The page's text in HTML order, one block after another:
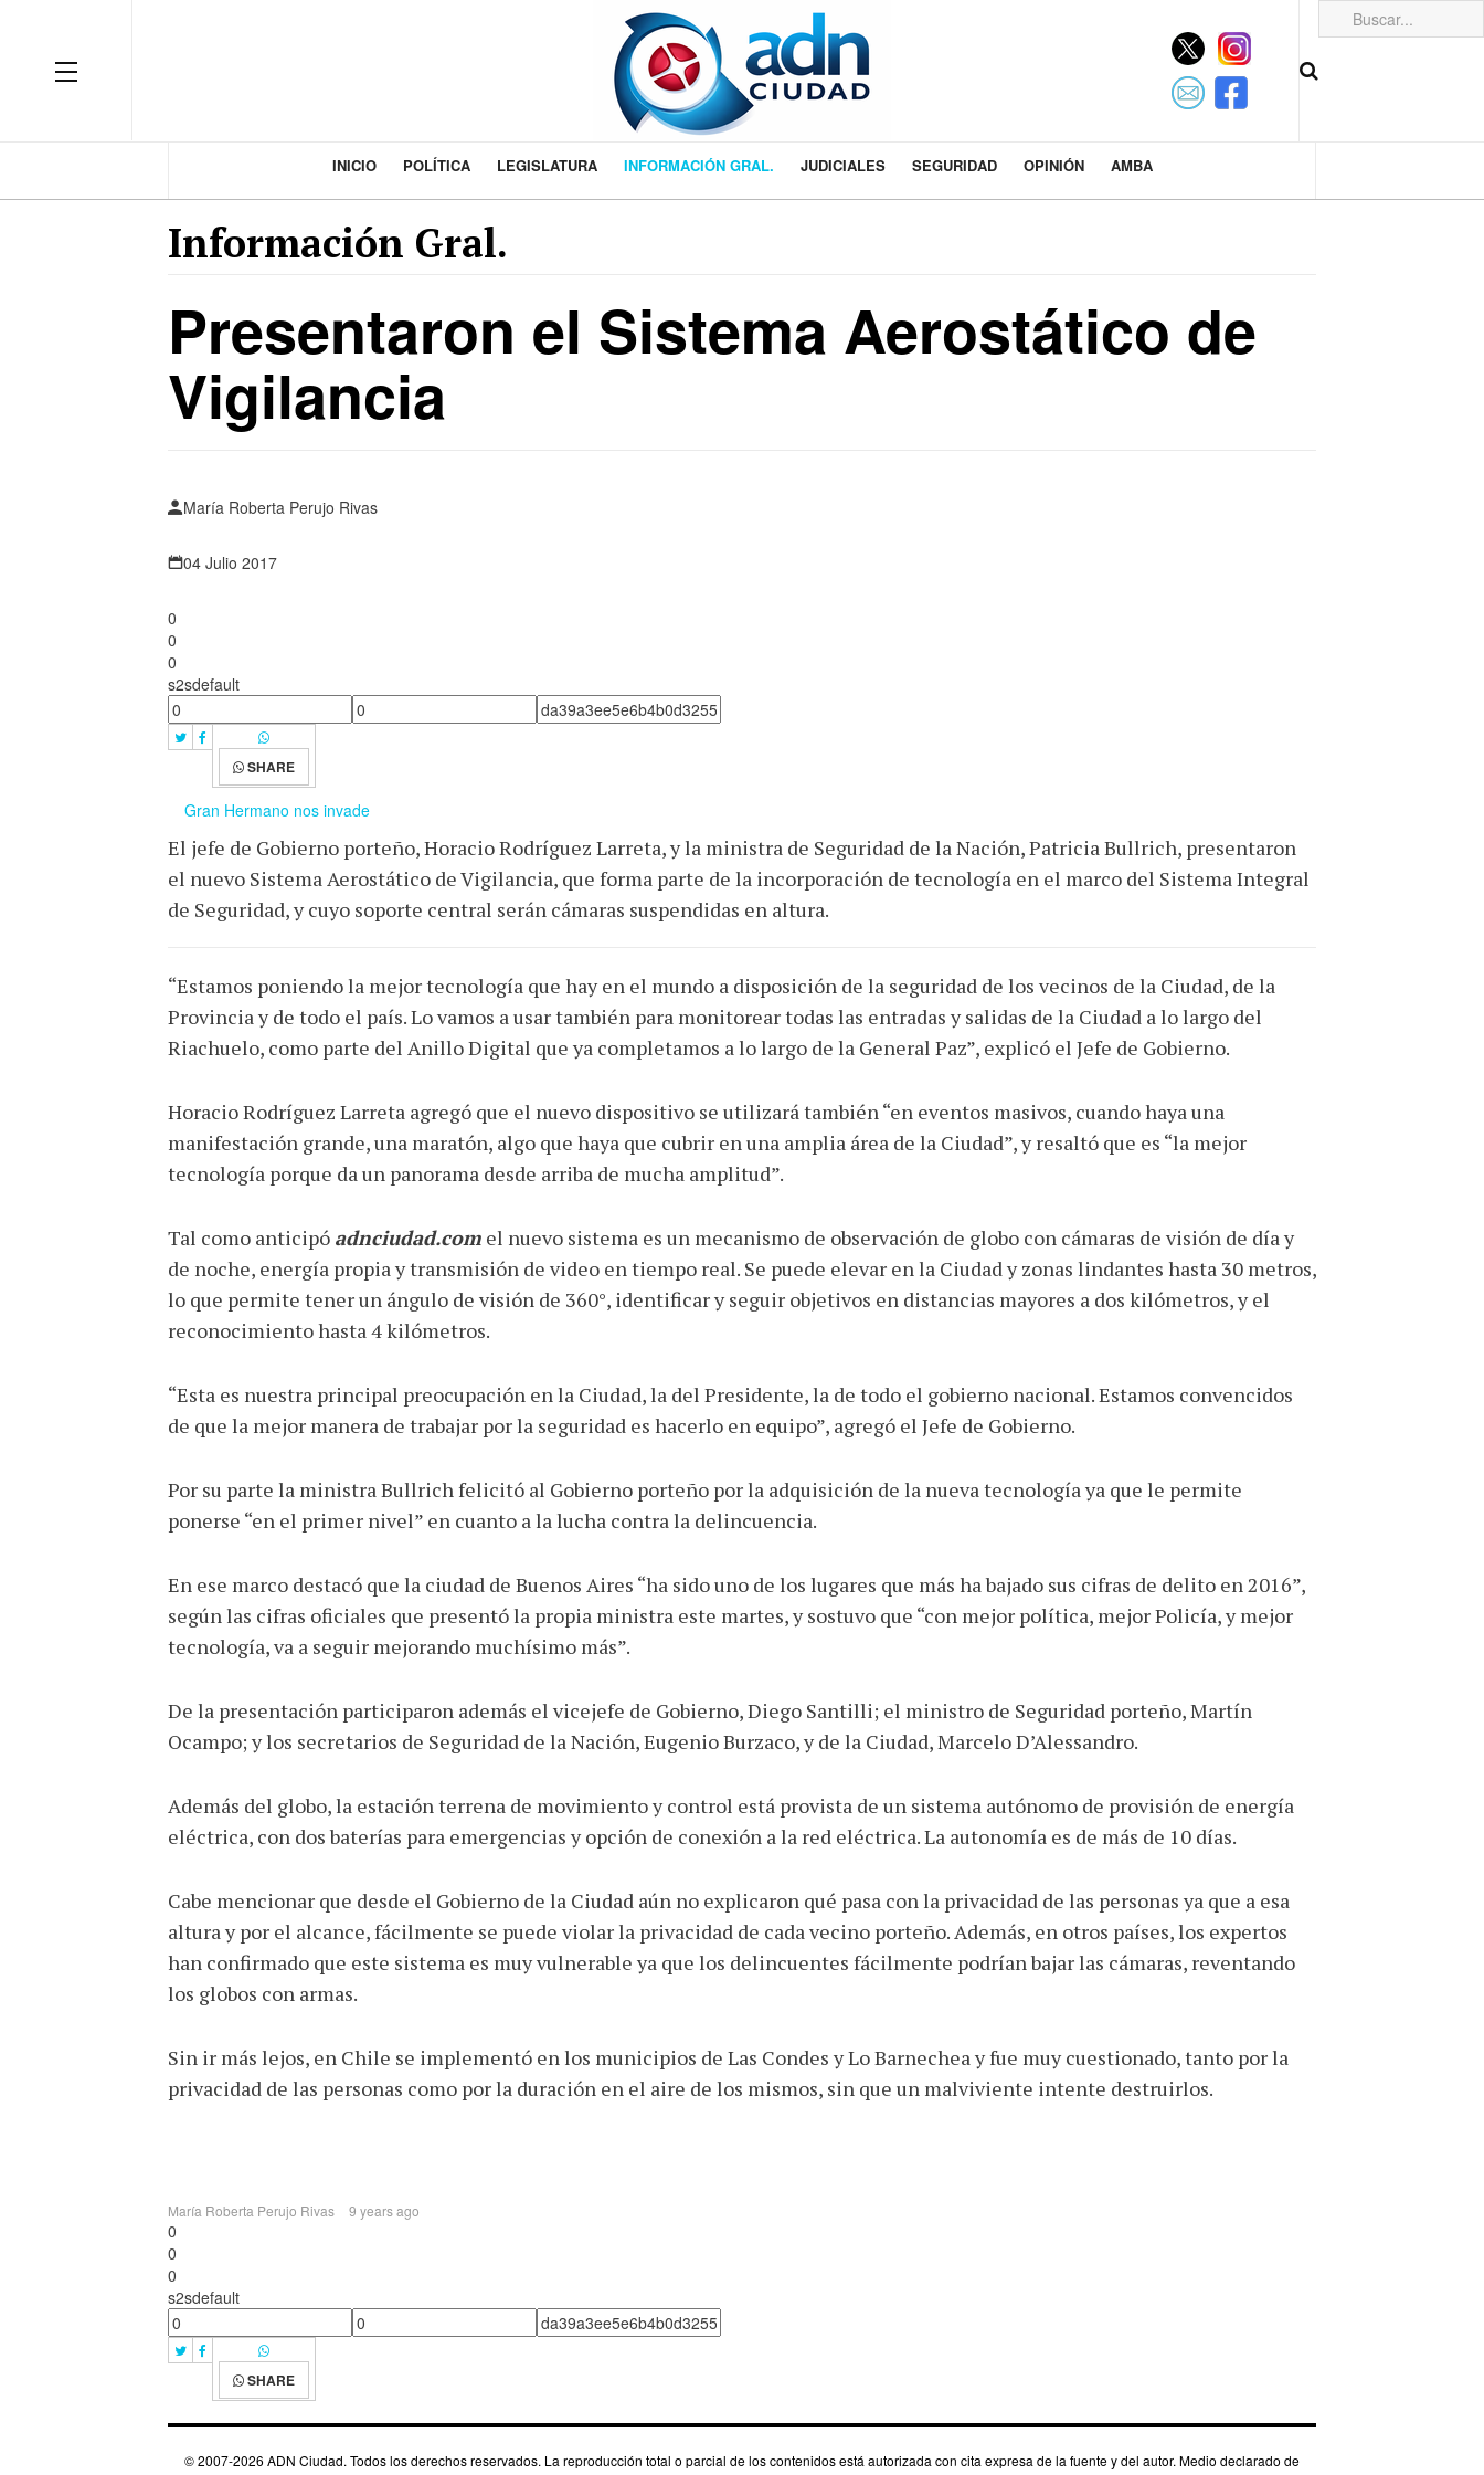
INICIO POLÍTICA LEGISLATURA INFORMACIÓN GRAL. JUDICIALES SEGURIDAD OPINIÓN AMBA
Información Gral.
Presentaron el Sistema Aerostático de
Vigilancia
María Roberta Perujo Rivas
04 Julio 2017
0
0
0
s2sdefault
SHARE
Gran Hermano nos invade
El jefe de Gobierno porteño, Horacio Rodríguez Larreta, y la ministra de Seguridad de la Nación, Patricia Bullrich, presentaron
el nuevo Sistema Aerostático de Vigilancia, que forma parte de la incorporación de tecnología en el marco del Sistema Integral
de Seguridad, y cuyo soporte central serán cámaras suspendidas en altura.
“Estamos poniendo la mejor tecnología que hay en el mundo a disposición de la seguridad de los vecinos de la Ciudad, de la
Provincia y de todo el país. Lo vamos a usar también para monitorear todas las entradas y salidas de la Ciudad a lo largo del
Riachuelo, como parte del Anillo Digital que ya completamos a lo largo de la General Paz”, explicó el Jefe de Gobierno.
Horacio Rodríguez Larreta agregó que el nuevo dispositivo se utilizará también “en eventos masivos, cuando haya una
manifestación grande, una maratón, algo que haya que cubrir en una amplia área de la Ciudad”, y resaltó que es “la mejor
tecnología porque da un panorama desde arriba de mucha amplitud”.
Tal como anticipó adnciudad.com el nuevo sistema es un mecanismo de observación de globo con cámaras de visión de día y
de noche, energía propia y transmisión de video en tiempo real. Se puede elevar en la Ciudad y zonas lindantes hasta 30 metros,
lo que permite tener un ángulo de visión de 360°, identificar y seguir objetivos en distancias mayores a dos kilómetros, y el
reconocimiento hasta 4 kilómetros.
“Esta es nuestra principal preocupación en la Ciudad, la del Presidente, la de todo el gobierno nacional. Estamos convencidos
de que la mejor manera de trabajar por la seguridad es hacerlo en equipo”, agregó el Jefe de Gobierno.
Por su parte la ministra Bullrich felicitó al Gobierno porteño por la adquisición de la nueva tecnología ya que le permite
ponerse “en el primer nivel” en cuanto a la lucha contra la delincuencia.
En ese marco destacó que la ciudad de Buenos Aires “ha sido uno de los lugares que más ha bajado sus cifras de delito en 2016”,
según las cifras oficiales que presentó la propia ministra este martes, y sostuvo que “con mejor política, mejor Policía, y mejor
tecnología, va a seguir mejorando muchísimo más”.
De la presentación participaron además el vicejefe de Gobierno, Diego Santilli; el ministro de Seguridad porteño, Martín
Ocampo; y los secretarios de Seguridad de la Nación, Eugenio Burzaco, y de la Ciudad, Marcelo D’Alessandro.
Además del globo, la estación terrena de movimiento y control está provista de un sistema autónomo de provisión de energía
eléctrica, con dos baterías para emergencias y opción de conexión a la red eléctrica. La autonomía es de más de 10 días.
Cabe mencionar que desde el Gobierno de la Ciudad aún no explicaron qué pasa con la privacidad de las personas ya que a esa
altura y por el alcance, fácilmente se puede violar la privacidad de cada vecino porteño. Además, en otros países, los expertos
han confirmado que este sistema es muy vulnerable ya que los delincuentes fácilmente podrían bajar las cámaras, reventando
los globos con armas.
Sin ir más lejos, en Chile se implementó en los municipios de Las Condes y Lo Barnechea y fue muy cuestionado, tanto por la
privacidad de las personas como por la duración en el aire de los mismos, sin que un malviviente intente destruirlos.
María Roberta Perujo Rivas 9 years ago
0
0
0
s2sdefault
SHARE
© 2007-2026 ADN Ciudad. Todos los derechos reservados. La reproducción total o parcial de los contenidos está autorizada con cita expresa de la fuente y del autor. Medio declarado de